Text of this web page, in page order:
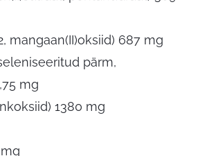
mangaan(II)oksiid) 687 mg
pärm,
mg
1380 mg